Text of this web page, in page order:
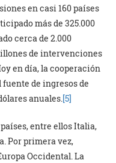
en casi 160 países
más de 325.000
cerca de 2.000
de intervenciones
en día, la cooperación
de ingresos de
anuales.[5]
entre ellos Italia,
Por primera vez,
Occidental. La